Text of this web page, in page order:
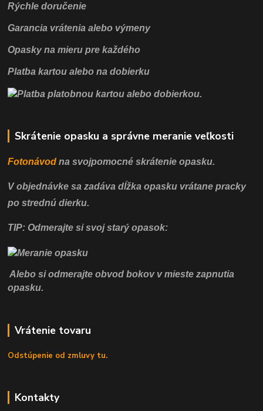
Rýchle doručenie
Garancia vrátenia alebo výmeny
Opasky na mieru pre každého
Platba kartou alebo na dobierku
Skrátenie opasku a správne meranie veľkosti
Fotonávod na svojpomocnéskrátenie opasku.
V objednávke sa zadáva dĺžka opasku vrátane pracky
po strednú dierku.
TIP: Odmerajte si svoj starý opasok:
Alebo si odmerajte obvod bokov v mieste zapnutia
opasku.
Vrátenie tovaru
Odstúpenie od zmluvy tu.
Kontakty